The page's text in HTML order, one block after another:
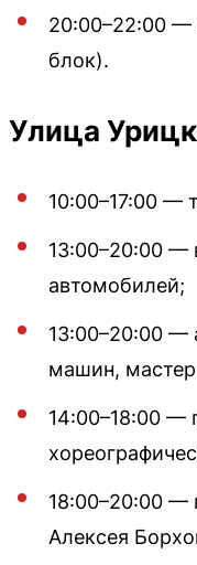
20:00–22:00 —
блок).
Улица
10:00–17:00 —
13:00–20:00 —
автомобилей;
13:00–20:00 —
машин,
14:00–18:00 —
18:00–20:00 —
Алексея